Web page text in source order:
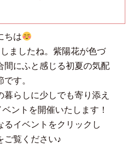
ちは
ましたね。紫陽花が色づ
間にふと感じる初夏の気配
す。
らしに少しでも寄り添え
ントを開催いたします！
るイベントをクリックし
ご覧ください♪